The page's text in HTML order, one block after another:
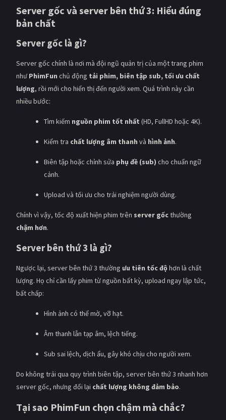
PHIM CHIẾU RẠP
TUYỂN TẬP PHIM
BLOG
Server gốc và server bên thứ 3: Hiểu đúng
bản chất
Server gốc là gì?
Server gốc chính là nơi mà đội ngũ quản trị của một trang phim
như PhimFun chủ động tải phim, biên tập sub, tối ưu chất
lượng, rồi mới cho hiển thị đến người xem. Quá trình này cần
nhiều bước:
Tìm kiếm nguồn phim tốt nhất (HD, FullHD hoặc 4K).
Kiểm tra chất lượng âm thanh và hình ảnh.
Biên tập hoặc chỉnh sửa phụ đề (sub) cho chuẩn ngữ
cảnh.
Upload và tối ưu cho trải nghiệm người dùng.
Chính vì vậy, tốc độ xuất hiện phim trên server gốcthường
chậm hơn.
Server bên thứ 3 là gì?
Ngược lại, server bên thứ 3 thường ưu tiên tốc độhơn là chất
lượng. Họ chỉ cần lấy phim từ nguồn bất kỳ, upload ngay lập tức,
bất chấp:
Hình ảnh có thể mờ, vỡ hạt.
Âm thanh lẫn tạp âm, lệch tiếng.
Sub sai lệch, dịch ẩu, gây khó chịu cho người xem.
Do không trải qua quy trình biên tập, server bên thứ 3 nhanh hơn
server gốc, nhưng đổi lại chất lượng không đảm bảo.
Tại sao PhimFun chọn chậm mà chắc?